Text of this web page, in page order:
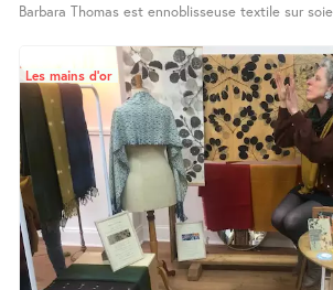
Barbara Thomas est ennoblisseuse textile sur
Les mains d’or